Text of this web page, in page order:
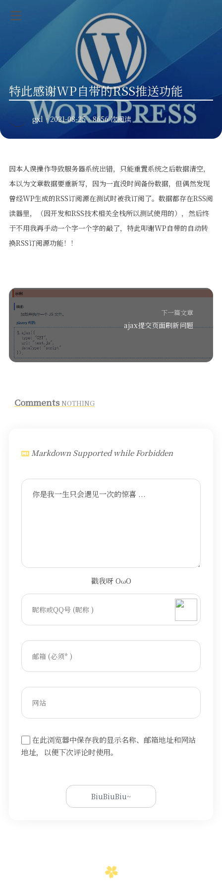
特此感谢WP自带的RSS推送功能
gxl · 2021-08-25 · 8656 次阅读
因本人误操作导致服务器系统出错，只能重置系统之后数据清空，
本以为文章数据要重新写，因为一直没时间备份数据，但偶然发现
曾经WP生成的RSS订阅源在测试时被我订阅了。数据都存在RSS阅
读器里，（因开发和RSS技术相关全栈所以测试使用的），然后终
于不用我再手动一个字一个字的敲了，特此叩谢WP自带的自动转
换RSS订阅源功能！！
下一篇文章
ajax提交页面刷新问题
Comments NOTHING
Markdown Supported whileForbidden
你是我一生只会遇见一次的惊喜 ...
戳我呀 OωO
Tieba
在此浏览器中保存我的显示名称、邮箱地址和网站
地址，以便下次评论时使用。